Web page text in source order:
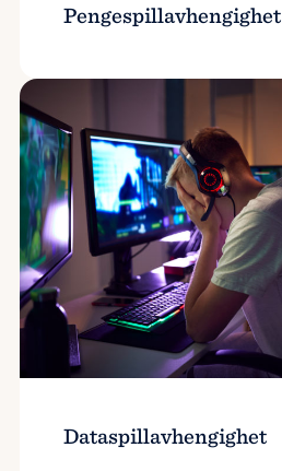
Pengespillavhengighet
Dataspillavhengighet